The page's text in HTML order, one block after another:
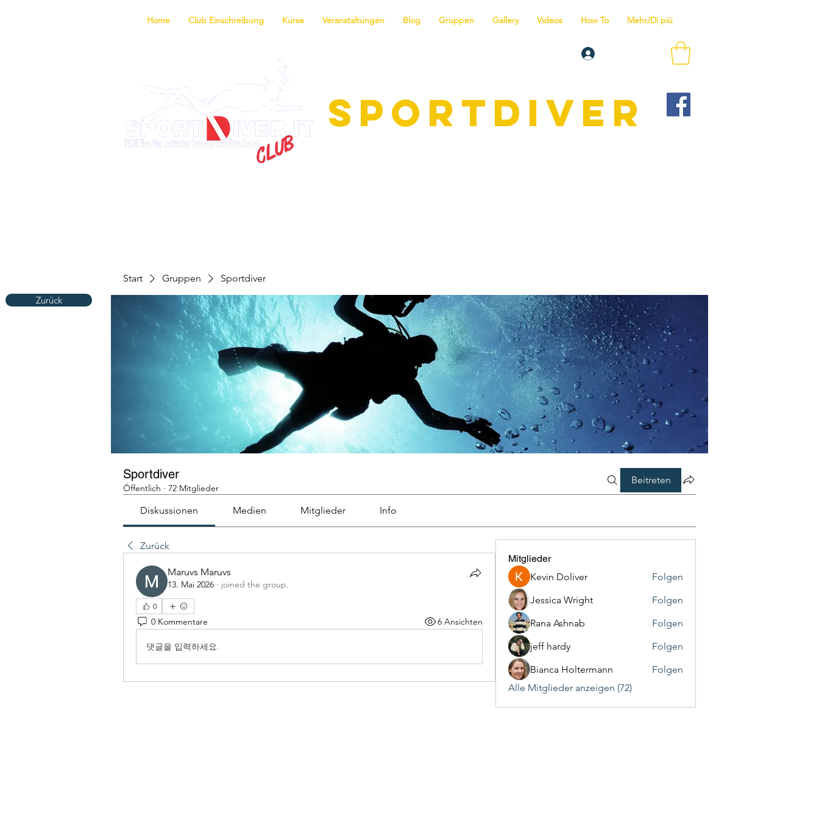
Home Club Einschreibung Kurse Veranstaltungen Blog Gruppen Gallery Videos How To Mehr/Di più
SPORTDIVER
Zurück
Start Gruppen Sportdiver
Sportdiver
Öffentlich · 72 Mitglieder
Beitreten
Diskussionen Medien Mitglieder Info
Zurück
Maruvs Maruvs
13. Mai 2026 · joined the group.
0
0 Kommentare 6 Ansichten
댓글을 입력하세요.
Mitglieder
Kevin Doliver
Folgen
Jessica Wright
Folgen
Rana Ashnab
Folgen
jeff hardy
Folgen
Bianca Holtermann
Folgen
Alle Mitglieder anzeigen (72)